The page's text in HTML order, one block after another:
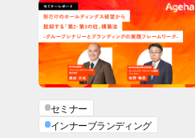
セミナー
インナーブランディング